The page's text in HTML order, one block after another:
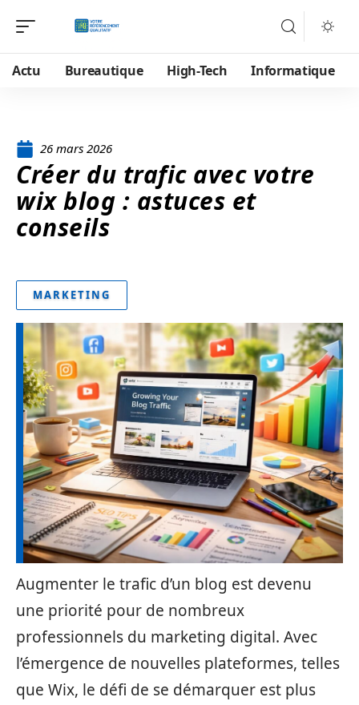
Actu Bureautique High-Tech Informatique
26 mars 2026
Créer du trafic avec votre
wix blog : astuces et
conseils
MARKETING
Augmenter le trafic d’un blog est devenu
une priorité pour de nombreux
professionnels du marketing digital. Avec
l’émergence de nouvelles plateformes, telles
que Wix, le défi de se démarquer est plus